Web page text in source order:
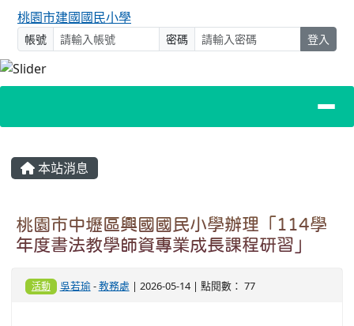
桃園市建國國民小學
帳號 密碼 登入
主內容區域
本站消息
桃園市中壢區興國國民小學辦理「114學
年度書法教學師資專業成長課程研習」
活動 吳若瑜-教務處 | 2026-05-14 | 點閱數： 77